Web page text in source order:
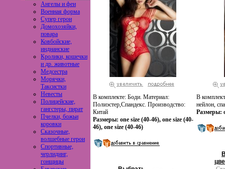
Ангелы и феи
Военная форма
Супер герои
Домохозяйки,
повара
Ковбойские,
индианские
Кролики, кошечки
и др. животные
Медсестра
Морячки,
Таксистки
Невесты
Полицейские,
гангстеры, пират
Пчелки, божьи
коровки
Сказочные,
волшебные герои
Спортивные,
черлидинг,
гонщицы
В комплекте: Боди. Материал:
Полиэстер,Спандекс. Производство:
Китай
Размеры: one size (40-46), one size (40-
46), one size (40-46)
В
нейлон,
Размеры: